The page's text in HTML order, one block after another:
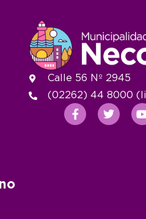
Calle 56 Nº 2945
(02262) 44 8000